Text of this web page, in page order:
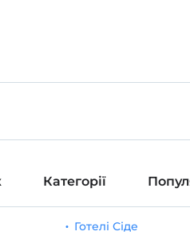
Категорії
Готелі Сіде